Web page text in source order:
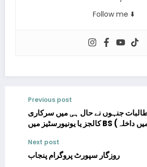
Follow me ⬇️
Previous post
جنہوں نے حال ہی میں سرکاری
کالجز یا یونیورسٹیز میں BS (پہلا سمسٹر) میں داخلہ
Next post
روزگار سپورٹ پروگرام پنجاب